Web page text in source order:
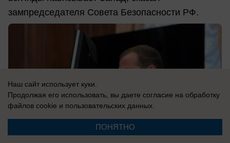
зампредседателя Совета Безопасности РФ.
Наш сайт использует куки.
Продолжая его использовать, вы даете согласие на обработку
файлов cookie и пользовательских данных.
ПОНЯТНО